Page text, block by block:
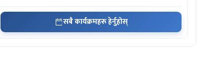
सबै कार्यक्रमहरू हेर्नुहोस्